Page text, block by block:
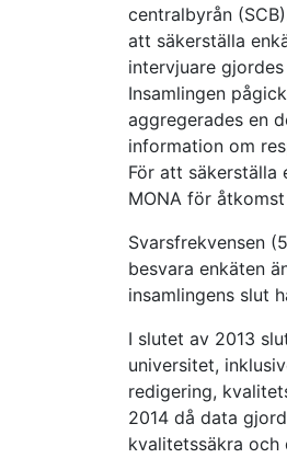
centralbyrån
att säkerställa
intervjuare
Insamlingen
aggregerades en
information om
För att säkerställa
MONA för
Svarsfrekvensen
besvara enkäten
insamlingens slut
I slutet av 2013
universitet,
redigering,
2014 då data
kvalitetssäkra och